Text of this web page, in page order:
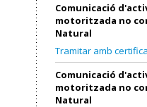
Comunicació
motoritzada no
Natural
Tramitar amb
Comunicació
motoritzada no
Natural